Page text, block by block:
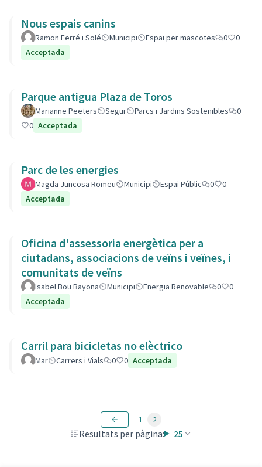
Nous espais canins
Ramon Ferré i Solé Municipi Espai per mascotes 0
0
Acceptada
Parque antigua Plaza de Toros
Marianne Peeters Segur Parcs i Jardins Sostenibles
0
0 Acceptada
Parc de les energies
Magda Juncosa Romeu Municipi Espai Públic 0
0
Acceptada
Oficina d'assessoria energètica per a
ciutadans, associacions de veïns i veïnes, i
comunitats de veïns
Isabel Bou Bayona Municipi Energia Renovable 0
0
Acceptada
Carril para bicicletas no elèctrico
Mar Carrers i Vials 0 0 Acceptada
Resultats per pàgina: 25
1 2